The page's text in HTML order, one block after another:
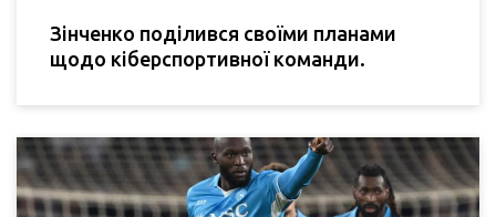
Зінченко поділився своїми планами
щодо кіберспортивної команди.